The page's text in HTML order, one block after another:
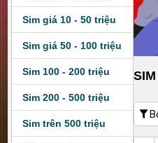
Sim giá 10 - 50 triệu
Sim giá 50 - 100 triệu
Sim 100 - 200 triệu
Sim 200 - 500 triệu
Sim trên 500 triệu